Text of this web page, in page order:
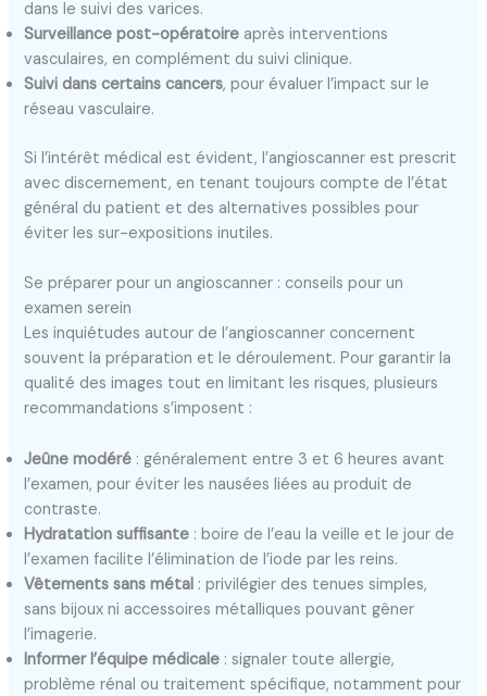
dans le suivi des varices.
Surveillance post-opératoire après interventions
vasculaires, en complément du suivi clinique.
Suivi dans certains cancers, pour évaluer l’impact sur le
réseau vasculaire.
Si l’intérêt médical est évident, l’angioscanner est prescrit
avec discernement, en tenant toujours compte de l’état
général du patient et des alternatives possibles pour
éviter les sur-expositions inutiles.
Se préparer pour un angioscanner : conseils pour un
examen serein
Les inquiétudes autour de l’angioscanner concernent
souvent la préparation et le déroulement. Pour garantir la
qualité des images tout en limitant les risques, plusieurs
recommandations s’imposent :
Jeûne modéré : généralement entre 3 et 6 heures avant
l’examen, pour éviter les nausées liées au produit de
contraste.
Hydratation suffisante : boire de l’eau la veille et le jour de
l’examen facilite l’élimination de l’iode par les reins.
Vêtements sans métal : privilégier des tenues simples,
sans bijoux ni accessoires métalliques pouvant gêner
l’imagerie.
Informer l’équipe médicale : signaler toute allergie,
problème rénal ou traitement spécifique, notamment pour